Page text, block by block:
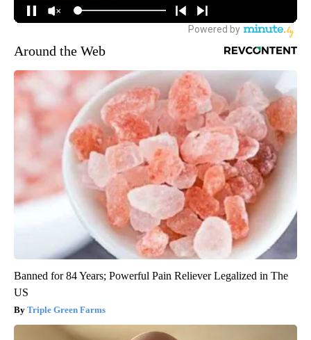
Around the Web
Banned for 84 Years; Powerful Pain Reliever Legalized in The
US
Triple Green Farms